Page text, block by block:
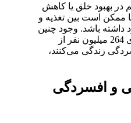
در بهبود خلق یا کاهش
ممکن است بین تغذیه و
داشته باشد. وجود چنین
رابطه‌ای، خبری امیدوار کننده برای 264 میلیون نفر از
زندگی می‌کنند،
و افسردگی